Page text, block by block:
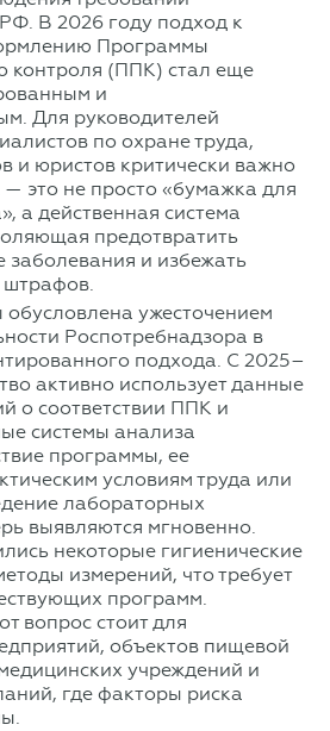
В 2026 году подход к
Программы
контроля (ППК) стал еще
и
Для руководителей
по охране труда,
и юристов критически важно
это не просто «бумажка для
а действенная система
предотвратить
и избежать
обусловлена ужесточением
Роспотребнадзора в
подхода. С 2025–
активно использует данные
о соответствии ППК и
системы анализа
программы, ее
условиям труда или
лабораторных
выявляются мгновенно.
некоторые гигиенические
измерений, что требует
программ.
вопрос стоит для
объектов пищевой
учреждений и
где факторы риска